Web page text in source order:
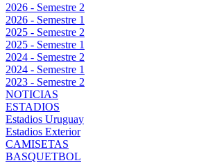
2026 - Semestre 2
2026 - Semestre 1
2025 - Semestre 2
2025 - Semestre 1
2024 - Semestre 2
2024 - Semestre 1
2023 - Semestre 2
NOTICIAS
ESTADIOS
Estadios Uruguay
Estadios Exterior
CAMISETAS
BASQUETBOL